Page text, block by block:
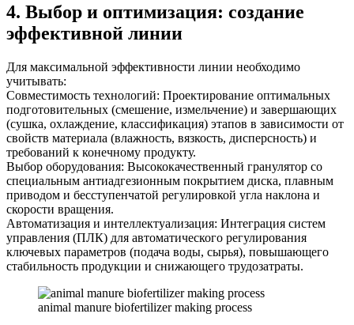
4. Выбор и оптимизация: создание
эффективной линии
Для максимальной эффективности линии необходимо
учитывать:
Совместимость технологий: Проектирование оптимальных
подготовительных (смешение, измельчение) и завершающих
(сушка, охлаждение, классификация) этапов в зависимости от
свойств материала (влажность, вязкость, дисперсность) и
требований к конечному продукту.
Выбор оборудования: Высококачественный гранулятор со
специальным антиадгезионным покрытием диска, плавным
приводом и бесступенчатой регулировкой угла наклона и
скорости вращения.
Автоматизация и интеллектуализация: Интеграция систем
управления (ПЛК) для автоматического регулирования
ключевых параметров (подача воды, сырья), повышающего
стабильность продукции и снижающего трудозатраты.
animal manure biofertilizer making process